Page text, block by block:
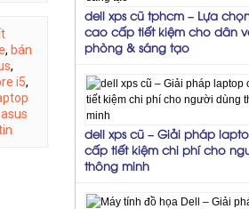
, bán
,
i5,
dell xps cũ tphcm – Lựa
cao cấp tiết kiệm cho dân
phòng & sáng tạo
dell xps cũ – Giải pháp
cấp tiết kiệm chi phí cho
thông minh